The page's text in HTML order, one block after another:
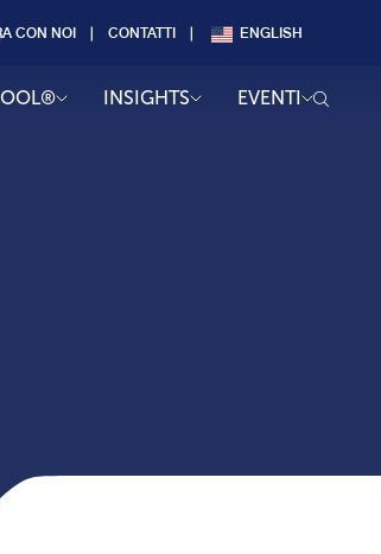
CON NOI CONTATTI ENGLISH
INSIGHTS EVENTI